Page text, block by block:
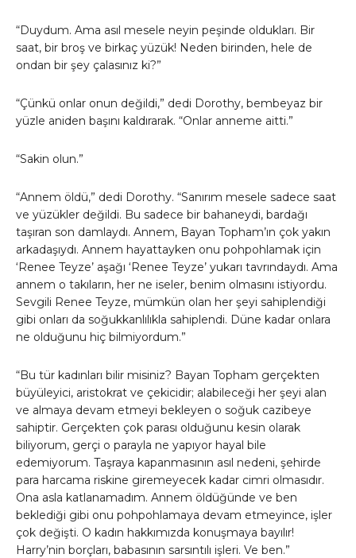
“Duydum. Ama asıl mesele neyin peşinde oldukları. Bir
saat, bir broş ve birkaç yüzük! Neden birinden, hele de
ondan bir şey çalasınız ki?”
“Çünkü onlar onun değildi,” dedi Dorothy, bembeyaz bir
yüzle aniden başını kaldırarak. “Onlar anneme aitti.”
“Sakin olun.”
“Annem öldü,” dedi Dorothy. “Sanırım mesele sadece saat
ve yüzükler değildi. Bu sadece bir bahaneydi, bardağı
taşıran son damlaydı. Annem, Bayan Topham’ın çok yakın
arkadaşıydı. Annem hayattayken onu pohpohlamak için
‘Renee Teyze’ aşağı ‘Renee Teyze’ yukarı tavrındaydı. Ama
annem o takıların, her ne iseler, benim olmasını istiyordu.
Sevgili Renee Teyze, mümkün olan her şeyi sahiplendiği
gibi onları da soğukkanlılıkla sahiplendi. Düne kadar onlara
ne olduğunu hiç bilmiyordum.”
“Bu tür kadınları bilir misiniz? Bayan Topham gerçekten
büyüleyici, aristokrat ve çekicidir; alabileceği her şeyi alan
ve almaya devam etmeyi bekleyen o soğuk cazibeye
sahiptir. Gerçekten çok parası olduğunu kesin olarak
biliyorum, gerçi o parayla ne yapıyor hayal bile
edemiyorum. Taşraya kapanmasının asıl nedeni, şehirde
para harcama riskine giremeyecek kadar cimri olmasıdır.
Ona asla katlanamadım. Annem öldüğünde ve ben
beklediği gibi onu pohpohlamaya devam etmeyince, işler
çok değişti. O kadın hakkımızda konuşmaya bayılır!
Harry’nin borçları, babasının sarsıntılı işleri. Ve ben.”